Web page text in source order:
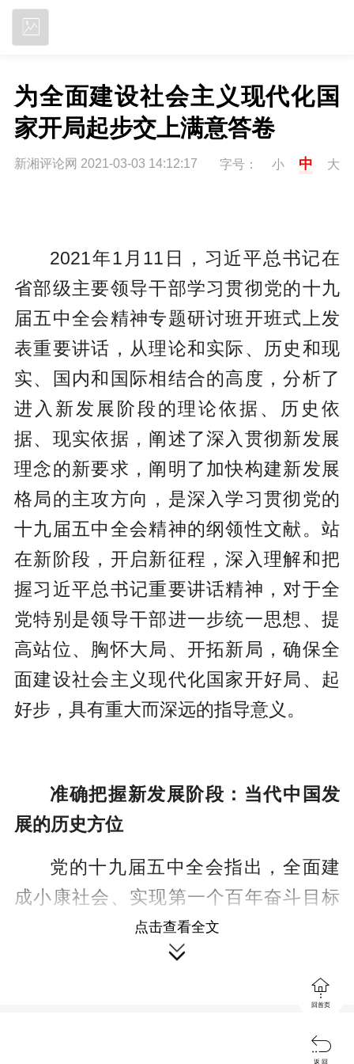
为全面建设社会主义现代化国
家开局起步交上满意答卷
新湘评论网 2021-03-03 14:12:17 字号： 小 中 大
2021年1月11日，习近平总书记在
省部级主要领导干部学习贯彻党的十九
届五中全会精神专题研讨班开班式上发
表重要讲话，从理论和实际、历史和现
实、国内和国际相结合的高度，分析了
进入新发展阶段的理论依据、历史依
据、现实依据，阐述了深入贯彻新发展
理念的新要求，阐明了加快构建新发展
格局的主攻方向，是深入学习贯彻党的
十九届五中全会精神的纲领性文献。站
在新阶段，开启新征程，深入理解和把
握习近平总书记重要讲话精神，对于全
党特别是领导干部进一步统一思想、提
高站位、胸怀大局、开拓新局，确保全
面建设社会主义现代化国家开好局、起
好步，具有重大而深远的指导意义。
准确把握新发展阶段：当代中国发
展的历史方位
党的十九届五中全会指出，全面建
成小康社会、实现第一个百年奋斗目标
之后，我们要乘势而上开启全面建设社
会主义现代化国家新征程、向第二个百
年奋斗目标进军，这标志着我国进入了
式讲话中指出，“进入新发展阶段明确了
点击查看全文


回首页

返 回